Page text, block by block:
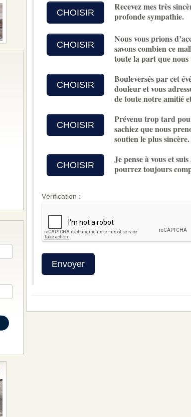
CHOISIR
Recevez mes très
profonde sympathie.
CHOISIR
Nous vous prions
savons combien ce
toute la part que
CHOISIR
Bouleversés par cet
douleur et vous
de toute notre amitié
CHOISIR
Prévenu trop tard
sachiez que nous
soutien le plus sincère.
CHOISIR
Je pense à vous et
pourrez toujours
Vérification :